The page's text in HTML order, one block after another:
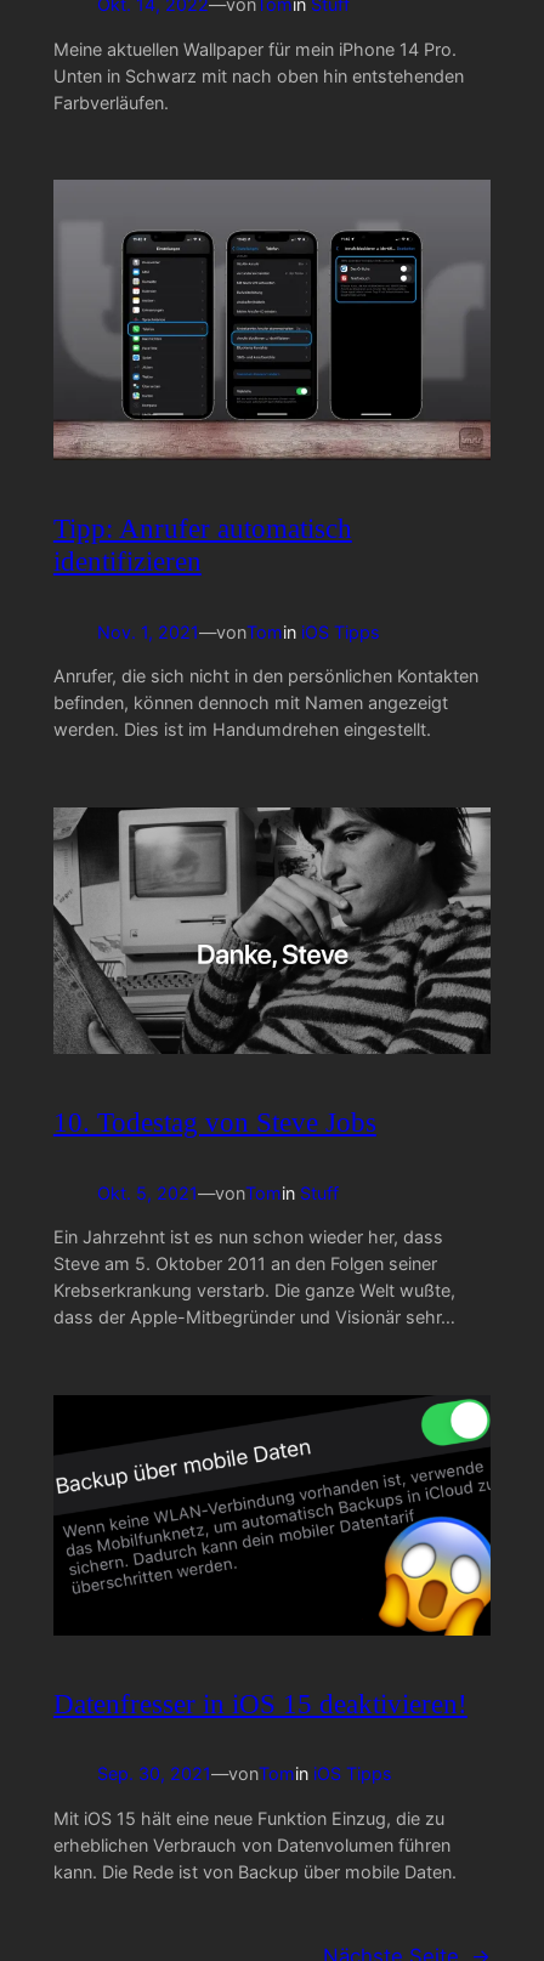
Okt. 14, 2022—vonTomin Stuff
Meine aktuellen Wallpaper für mein iPhone 14 Pro.
Unten in Schwarz mit nach oben hin entstehenden
Farbverläufen.
Tipp: Anrufer automatisch
identifizieren
Nov. 1, 2021—vonTomin iOS Tipps
Anrufer, die sich nicht in den persönlichen Kontakten
befinden, können dennoch mit Namen angezeigt
werden. Dies ist im Handumdrehen eingestellt.
10. Todestag von Steve Jobs
Okt. 5, 2021—vonTomin Stuff
Ein Jahrzehnt ist es nun schon wieder her, dass
Steve am 5. Oktober 2011 an den Folgen seiner
Krebserkrankung verstarb. Die ganze Welt wußte,
dass der Apple-Mitbegründer und Visionär sehr…
Datenfresser in iOS 15 deaktivieren!
Sep. 30, 2021—vonTomin iOS Tipps
Mit iOS 15 hält eine neue Funktion Einzug, die zu
erheblichen Verbrauch von Datenvolumen führen
kann. Die Rede ist von Backup über mobile Daten.
Nächste Seite →